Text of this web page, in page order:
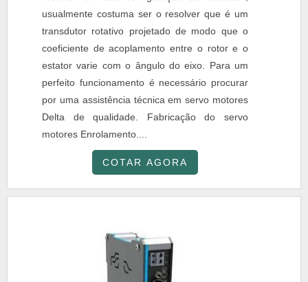
usualmente costuma ser o resolver que é um
transdutor rotativo projetado de modo que o
coeficiente de acoplamento entre o rotor e o
estator varie com o ângulo do eixo. Para um
perfeito funcionamento é necessário procurar
por uma assistência técnica em servo motores
Delta de qualidade. Fabricação do servo
motores Enrolamento....
COTAR AGORA